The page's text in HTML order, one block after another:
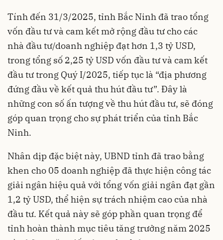
Tính đến 31/3/2025, tỉnh Bắc Ninh đã trao tổng
vốn đầu tư và cam kết mở rộng đầu tư cho các
nhà đầu tư/doanh nghiệp đạt hơn 1,3 tỷ USD,
trong tổng số 2,25 tỷ USD vốn đầu tư và cam kết
đầu tư trong Quý I/2025, tiếp tục là “địa phương
đứng đầu về kết quả thu hút đầu tư”. Đây là
những con số ấn tượng về thu hút đầu tư, sẽ đóng
góp quan trọng cho sự phát triển của tỉnh Bắc
Ninh.
Nhân dịp đặc biệt này, UBND tỉnh đã trao bằng
khen cho 05 doanh nghiệp đã thực hiện công tác
giải ngân hiệu quả với tổng vốn giải ngân đạt gần
1,2 tỷ USD, thể hiện sự trách nhiệm cao của nhà
đầu tư. Kết quả này sẽ góp phần quan trọng để
tỉnh hoàn thành mục tiêu tăng trưởng năm 2025